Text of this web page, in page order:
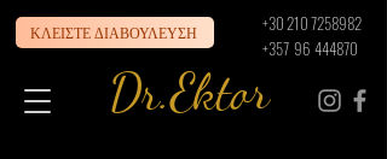
ΚΛΕΙΣΤΕ ΔΙΑΒΟΥΛΕΥΣΗ
+30 210 7258982
+357 96 444870
Dr.Ektor